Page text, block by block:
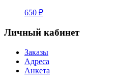
650 ₽
Личный кабинет
Заказы
Адреса
Анкета